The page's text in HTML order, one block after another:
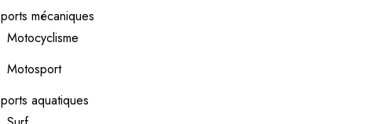
mécaniques
Motocyclisme
Motosport
aquatiques